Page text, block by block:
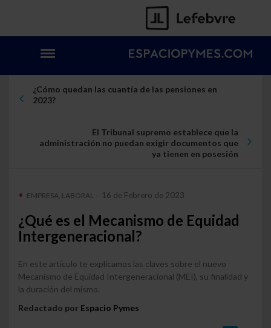
¿Cómo quedan las cuantía de las pensiones en
2023?
El Tribunal supremo establece que la
administración no puedan exigir documentos que
ya tienen en posesión
EMPRESA, LABORAL - 16 de Febrero de 2023
¿Qué es el Mecanismo de Equidad
Intergeneracional?
En este artículo te explicamos las claves sobre el nuevo
Mecanismo de Equidad Intergeneracional (MEI), su finalidad y
la duración del mismo.
Redactado por Espacio Pymes